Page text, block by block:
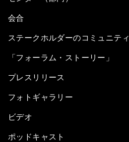
会合
ステークホルダーのコミュニティ
「フォーラム・ストーリー」
プレスリリース
フォトギャラリー
ビデオ
ポッドキャスト